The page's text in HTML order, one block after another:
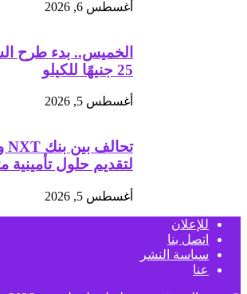
أغسطس 6, 2026
الخميس.. بدء طرح
25 جنيهًا للكيلو
أغسطس 5, 2026
لتقديم حلول تأمينية
أغسطس 5, 2026
للإعلان
اتصل بنا
سياسة النشر
عنا